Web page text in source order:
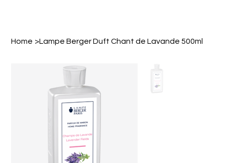
Home >Lampe Berger Duft Chant de Lavande 500ml